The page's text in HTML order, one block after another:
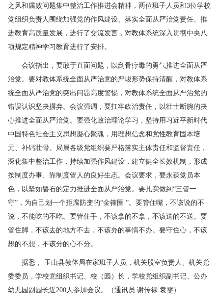
之风和腐败问题集中整治工作推进会精神，两位班子人员和3位学校
党组织负责人围绕加强党的作风建设、落实全面从严治党责任、推
进教育高质量发展，进行了交流发言，对教体系统深入贯彻中央八
项规定精神学习教育进行了安排。
会议指出，要敢于直面问题，以刮骨疗毒的勇气推进全面从严
治党。要对教体系统全面从严治党的严峻形势保持清醒，对教体系
统全面从严治党的突出问题高度警惕，对教体系统全面从严治党的
错误认识坚决摒弃。会议强调，要扛牢政治责任，以壮士断腕的决
心推进全面从严治党。要强化政治理论学习，坚持用习近平新时代
中国特色社会主义思想凝心聚魂，用理想信念和党性教育固本培
元、补钙壮骨。局属各级党组织要严格落实主体责任和监督责任，
深化集中整治工作，持续加强作风建设，建立健全长效机制，形成
按制度办事、靠制度管人的良好生态。会议要求，要永葆党员本
色，以坚如磐石的定力推进全面从严治党。要扎实做到“三管一
守”，为自己划一个拒腐防变的“金箍圈 ”。要管住嘴，不该说的不
说，不能吃的不吃。要管住手，不该拿的不拿，不该送的不送。要
管住脚，不该去的地方不去，不该办的事情不办。要守住心，不该
想的不想，不该分的心不分。
据悉， 玉山县教体局在家班子人员，机关股室负责人、机关党
委委员，学校党组织书记、校（园）长，学校党组织副书记、公办
幼儿园副园长近200人参加会议。（通讯员 谢传禄 袁雯）